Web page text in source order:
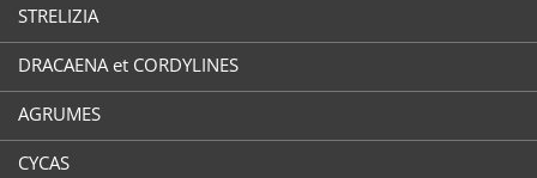
STRELIZIA
DRACAENA et CORDYLINES
AGRUMES
CYCAS